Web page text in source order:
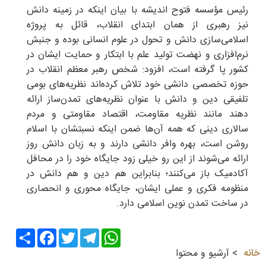
رئیس مؤسسه فتوح اندیشه با بیان اینکه در زمینه دانش
نیز رهبری از همان ابتدای انقلاب، قائل به پروژه
اسلامی‌سازی دانش و تحول در علوم انسانی بوده و جنبش
نرم‌افزاری و نهضت تولید علم با ابتکار و حمایت ایشان در
کشور پا گرفته است، افزود: شخص رهبر معظم انقلاب در
حوزه تخصصی دانشی خود تلاش کرده‌اند نظریه‌های بومی
تلفیقی دین و دانش با عنوان نظریه‌های تمدن‌ساز ارائه
دهند مانند نظریه مقاومت، اقتصاد مقاومتی و مردم
سالاری دینی که همه آن‌ها ضمن اینکه نسبتشان با اسلام
روشن است، بهره وافر دانشی دارند و به زبان دانش روز
ارائه می‌شوند از این رو خیلی زود جایگاه خود را در محافل
آکادمیک باز می‌کنند؛ بنابراین هم دین و هم دانش در
منظومه فکری و عملی ایشان، جایگاه محوری و انحصاری
در ساخت تمدن نوین اسلامی دارد.
Share
FacebookTwitter
Telegram
WhatsApp
خانه
آرشیو و محتوا